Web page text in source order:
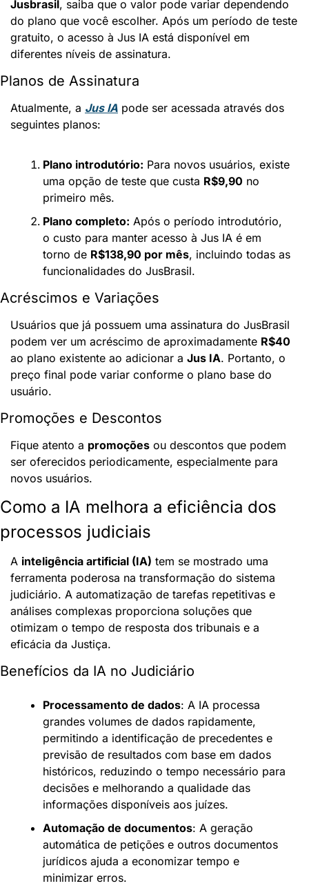
Jusbrasil, saiba que o valor pode variar dependendo
do plano que você escolher. Após um período de teste
gratuito, o acesso à Jus IA está disponível em
diferentes níveis de assinatura.
Planos de Assinatura
Atualmente, a Jus IA pode ser acessada através dos
seguintes planos:
Plano introdutório: Para novos usuários, existe
uma opção de teste que custa R$9,90 no
primeiro mês.
Plano completo: Após o período introdutório,
o custo para manter acesso à Jus IA é em
torno de R$138,90 por mês, incluindo todas as
funcionalidades do JusBrasil.
Acréscimos e Variações
Usuários que já possuem uma assinatura do JusBrasil
podem ver um acréscimo de aproximadamente R$40
ao plano existente ao adicionar a Jus IA. Portanto, o
preço final pode variar conforme o plano base do
usuário.
Promoções e Descontos
Fique atento a promoções ou descontos que podem
ser oferecidos periodicamente, especialmente para
novos usuários.
Como a IA melhora a eficiência dos
processos judiciais
A inteligência artificial (IA) tem se mostrado uma
ferramenta poderosa na transformação do sistema
judiciário. A automatização de tarefas repetitivas e
análises complexas proporciona soluções que
otimizam o tempo de resposta dos tribunais e a
eficácia da Justiça.
Benefícios da IA no Judiciário
Processamento de dados: A IA processa
grandes volumes de dados rapidamente,
permitindo a identificação de precedentes e
previsão de resultados com base em dados
históricos, reduzindo o tempo necessário para
decisões e melhorando a qualidade das
informações disponíveis aos juízes.
Automação de documentos: A geração
automática de petições e outros documentos
jurídicos ajuda a economizar tempo e
minimizar erros.